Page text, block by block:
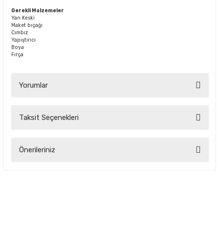
Gerekli Malzemeler
Yan Keski
Maket bıçağı
Cımbız
Yapıştırıcı
Boya
Fırça
Yorumlar
Taksit Seçenekleri
Önerileriniz